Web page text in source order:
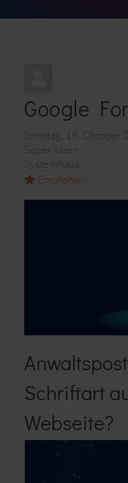
Google
Sonntag, 16. Oktober
Super User
Systemhaus
Empfohlen
Schriftart
Webseite?